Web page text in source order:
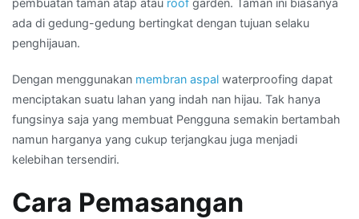
pembuatan taman atap atau roof garden. Taman ini biasanya
ada di gedung-gedung bertingkat dengan tujuan selaku
penghijauan.
Dengan menggunakan membran aspal waterproofing dapat
menciptakan suatu lahan yang indah nan hijau. Tak hanya
fungsinya saja yang membuat Pengguna semakin bertambah
namun harganya yang cukup terjangkau juga menjadi
kelebihan tersendiri.
Cara Pemasangan